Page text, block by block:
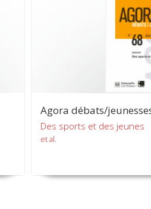
Agora débats/
Des sports et des jeunes
et al.